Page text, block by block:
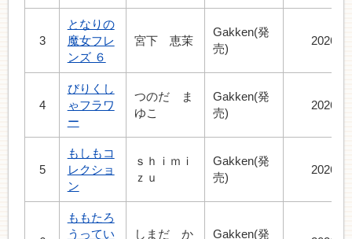
3
となりの
魔女フレ
ンズ ６
宮下 恵茉
Gakken(発
売)
2026.7
4
びりくし
ゃフラワ
ー
つのだ ま
ゆこ
Gakken(発
売)
2026.7
5
もしもコ
レクショ
ン
ｓｈｉｍｉ
ｚｕ
Gakken(発
売)
2026.7
ももたろ
うってい
しまだ か
Gakken(発